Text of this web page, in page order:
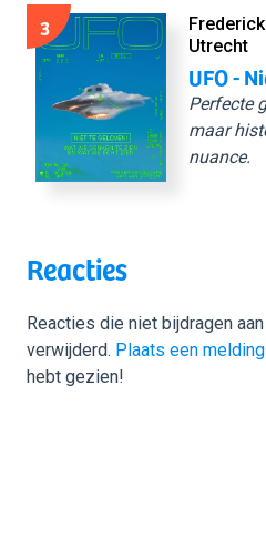
3
Utrecht
UFO -
Perfecte
maar
nuance.
Reacties
Reacties die niet bijdragen
verwijderd. Plaats een melding
hebt gezien!